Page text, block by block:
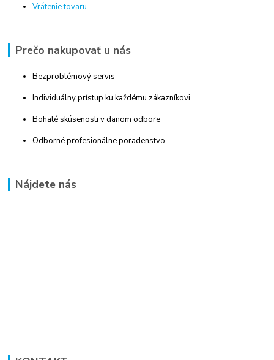
Vrátenie tovaru
Prečo nakupovať u nás
Bezproblémový servis
Individuálny prístup ku každému zákazníkovi
Bohaté skúsenosti v danom odbore
Odborné profesionálne poradenstvo
Nájdete nás